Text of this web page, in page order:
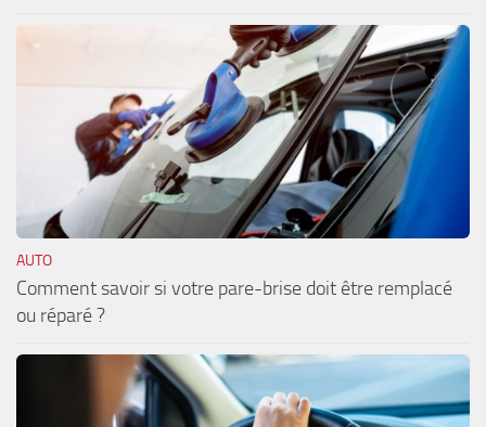
AUTO
Comment savoir si votre pare-brise doit être remplacé
ou réparé ?